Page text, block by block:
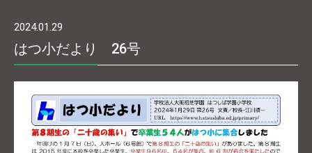
2024.01.29
はつ小だより 26号